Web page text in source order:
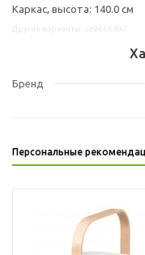
Каркас, высота: 140.0 см
Бренд
Персональные